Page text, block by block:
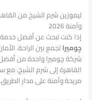
ليموزين شرم الشيخ من
وآمنة 2026
إذا كنت تبحث عن أفضل
چوميراتجمع بين الراحة،
شركة چوميرا واحدة من
القاهرة إلى شرم الشيخ، مع
مريحة وآمنة على مدار الطريق.